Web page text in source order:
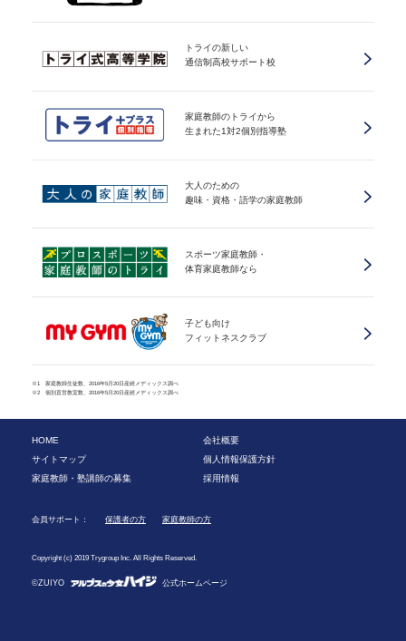
トライの新しい
通信制高校サポート校
家庭教師のトライから
生まれた1対2個別指導塾
大人のための
趣味・資格・語学の家庭教師
スポーツ家庭教師・
体育家庭教師なら
子ども向け
フィットネスクラブ
※1 家庭教師生徒数、2016年5月20日産經メディックス調べ
※2 個別直営教室数、2016年5月20日産經メディックス調べ
HOME
会社概要
サイトマップ
個人情報保護方針
家庭教師・塾講師の募集
採用情報
会員サポート： 保護者の方 家庭教師の方
Copyright (c) 2019 Trygroup Inc. All Rights Reserved.
©ZUIYO 公式ホームページ